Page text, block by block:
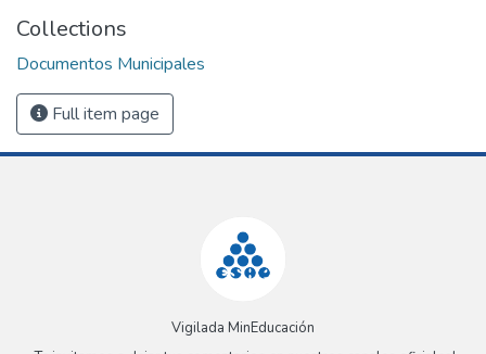
Collections
Documentos Municipales
Full item page
Vigilada MinEducación